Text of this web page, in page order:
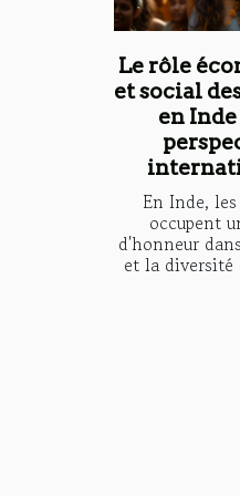
Le rôle
et social
en
En Inde,
occupent
d'honneur
et la diversité